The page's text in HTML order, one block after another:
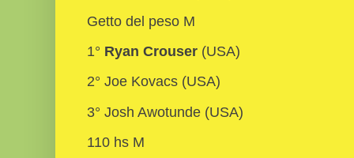
Getto del peso M
1° Ryan Crouser (USA)
2° Joe Kovacs (USA)
3° Josh Awotunde (USA)
110 hs M